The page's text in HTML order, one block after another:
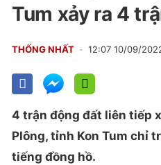
Tum xảy ra 4
THỐNG NHẤT 12:07 10/09/
4 trận động đất liên tiếp
Plông, tỉnh Kon Tum chỉ
tiếng đồng hồ.